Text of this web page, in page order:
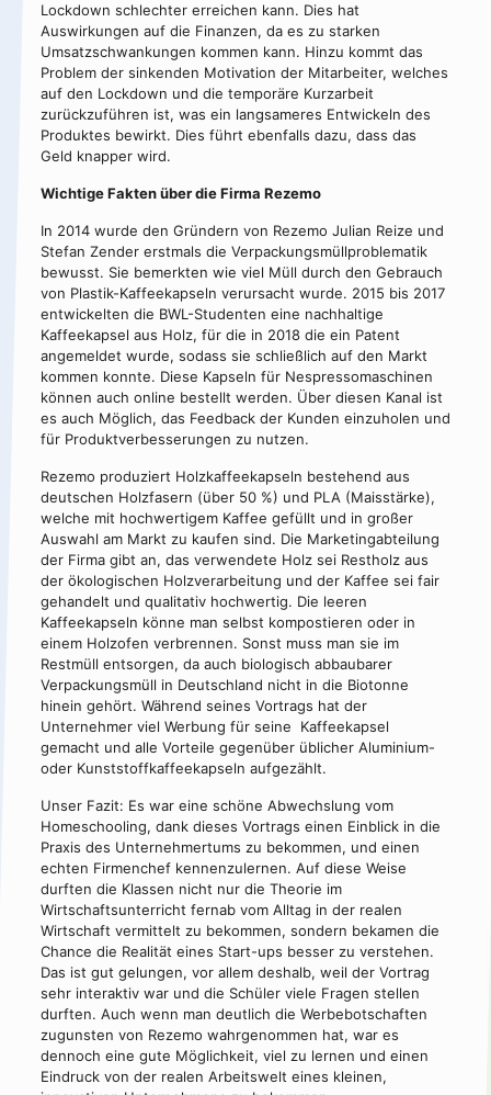
Lockdown schlechter erreichen kann. Dies hat
Auswirkungen auf die Finanzen, da es zu starken
Umsatzschwankungen kommen kann. Hinzu kommt das
Problem der sinkenden Motivation der Mitarbeiter, welches
auf den Lockdown und die temporäre Kurzarbeit
zurückzuführen ist, was ein langsameres Entwickeln des
Produktes bewirkt. Dies führt ebenfalls dazu, dass das
Geld knapper wird.
Wichtige Fakten über die Firma Rezemo
In 2014 wurde den Gründern von Rezemo Julian Reize und
Stefan Zender erstmals die Verpackungsmüllproblematik
bewusst. Sie bemerkten wie viel Müll durch den Gebrauch
von Plastik-Kaffeekapseln verursacht wurde. 2015 bis 2017
entwickelten die BWL-Studenten eine nachhaltige
Kaffeekapsel aus Holz, für die in 2018 die ein Patent
angemeldet wurde, sodass sie schließlich auf den Markt
kommen konnte. Diese Kapseln für Nespressomaschinen
können auch online bestellt werden. Über diesen Kanal ist
es auch Möglich, das Feedback der Kunden einzuholen und
für Produktverbesserungen zu nutzen.
Rezemo produziert Holzkaffeekapseln bestehend aus
deutschen Holzfasern (über 50 %) und PLA (Maisstärke),
welche mit hochwertigem Kaffee gefüllt und in großer
Auswahl am Markt zu kaufen sind. Die Marketingabteilung
der Firma gibt an, das verwendete Holz sei Restholz aus
der ökologischen Holzverarbeitung und der Kaffee sei fair
gehandelt und qualitativ hochwertig. Die leeren
Kaffeekapseln könne man selbst kompostieren oder in
einem Holzofen verbrennen. Sonst muss man sie im
Restmüll entsorgen, da auch biologisch abbaubarer
Verpackungsmüll in Deutschland nicht in die Biotonne
hinein gehört. Während seines Vortrags hat der
Unternehmer viel Werbung für seine Kaffeekapsel
gemacht und alle Vorteile gegenüber üblicher Aluminium-
oder Kunststoffkaffeekapseln aufgezählt.
Unser Fazit: Es war eine schöne Abwechslung vom
Homeschooling, dank dieses Vortrags einen Einblick in die
Praxis des Unternehmertums zu bekommen, und einen
echten Firmenchef kennenzulernen. Auf diese Weise
durften die Klassen nicht nur die Theorie im
Wirtschaftsunterricht fernab vom Alltag in der realen
Wirtschaft vermittelt zu bekommen, sondern bekamen die
Chance die Realität eines Start-ups besser zu verstehen.
Das ist gut gelungen, vor allem deshalb, weil der Vortrag
sehr interaktiv war und die Schüler viele Fragen stellen
durften. Auch wenn man deutlich die Werbebotschaften
zugunsten von Rezemo wahrgenommen hat, war es
dennoch eine gute Möglichkeit, viel zu lernen und einen
Eindruck von der realen Arbeitswelt eines kleinen,